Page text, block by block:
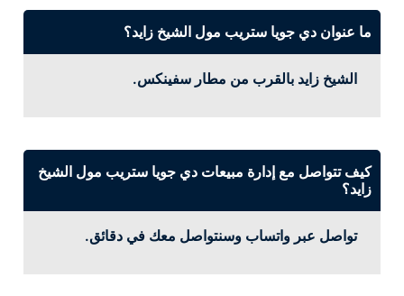
ما عنوان دي جويا ستريب مول الشيخ زايد؟
الشيخ زايد بالقرب من مطار سفينكس.
كيف تتواصل مع إدارة مبيعات دي جويا ستريب مول الشيخ
زايد؟
تواصل عبر واتساب وسنتواصل معك في دقائق.